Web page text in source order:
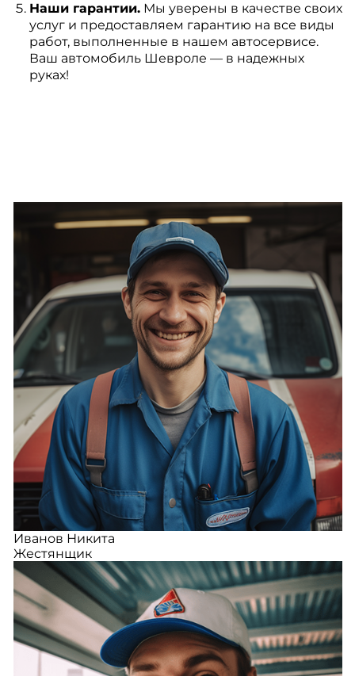
Наши гарантии.Мы уверены в качестве своих
услуг и предоставляем гарантию на все виды
работ, выполненные в нашем автосервисе.
Ваш автомобиль Шевроле — в надежных
руках!
Иванов Никита
Жестянщик